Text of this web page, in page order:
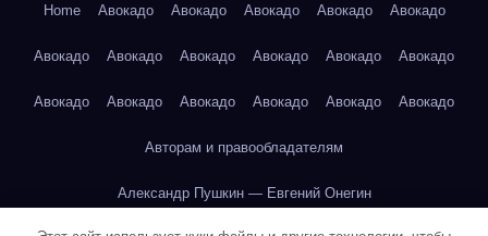
Home Авокадо Авокадо Авокадо Авокадо Авокадо
Авокадо Авокадо Авокадо Авокадо Авокадо Авокадо
Авокадо Авокадо Авокадо Авокадо Авокадо Авокадо
Авторам и правообладателям
Александр Пушкин — Евгений Онегин